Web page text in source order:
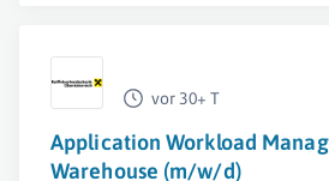
vor 30+ T
Application Workload
Warehouse (m/w/d)